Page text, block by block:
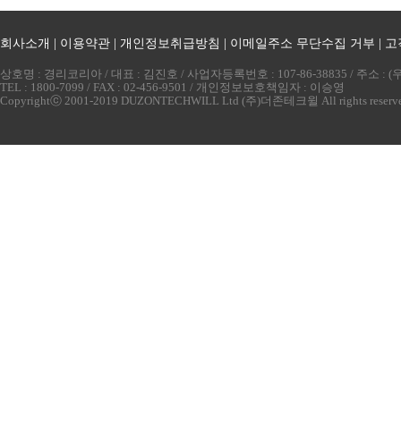
회사소개 이용약관 개인정보취급방침 이메일주소 무단수집 거부 고
상호명 : 경리코리아 / 대표 : 김진호 / 사업자등록번호 : 107-86-38835 / 주소 :
TEL : 1800-7099 / FAX : 02-456-9501 / 개인정보보호책임자 : 이승영
Copyrightⓒ 2001-2019 DUZONTECHWILL Ltd (주)더존테크윌 All rights